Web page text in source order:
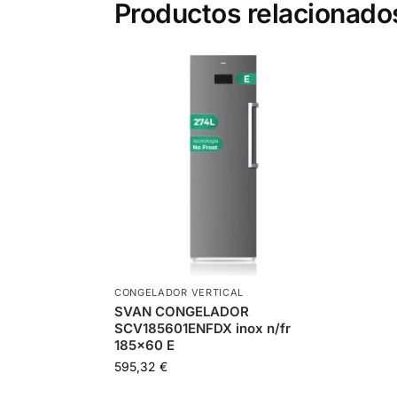
Productos
CONGELADOR VERTICAL
SVAN CONGELADOR
SCV185601ENFDX inox n/fr
185×60 E
595,32 €